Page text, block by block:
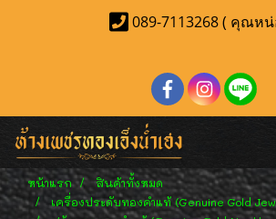
089-7113268 ( คุณหน่
หน้าแรก
สินค้าทั้งหมด
เครื่องประดับทองคำแท้ (Genuine Gold